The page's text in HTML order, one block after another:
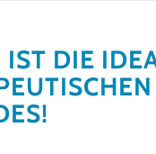
DIE